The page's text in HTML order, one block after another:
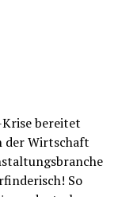
berei­tet
der Wirt­schaft
So